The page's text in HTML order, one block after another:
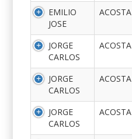
EMILIO
JOSE
ACOSTA
JORGE
CARLOS
ACOSTA
JORGE
CARLOS
ACOSTA
JORGE
CARLOS
ACOSTA